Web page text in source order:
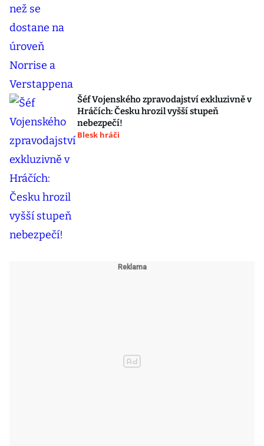
Šéf Vojenského zpravodajství exkluzivně v
Hráčích: Česku hrozil vyšší stupeň
nebezpečí!
Blesk hráči